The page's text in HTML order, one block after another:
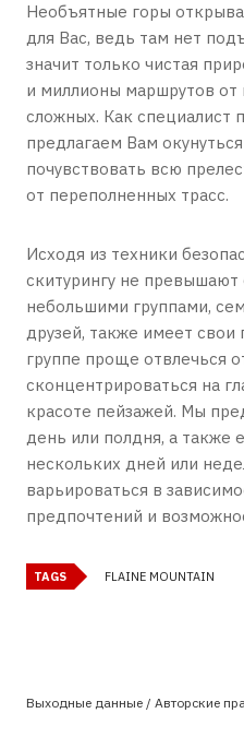
Необъятные горы
для Вас, ведь там нет
значит только чистая
и миллионы маршрутов от
сложных. Как специалист
предлагаем Вам
почувствовать всю
от переполненных трасс.
Исходя из техники
скитурингу не превышают
небольшими группами,
друзей, также имеет свои
группе проще отвлечься
сконцентрироваться на
красоте пейзажей. Мы
день или полдня, а также
нескольких дней или
варьироваться в
предпочтений и
TAGS FLAINE MOUNTAIN
Выходные данные / Авторские